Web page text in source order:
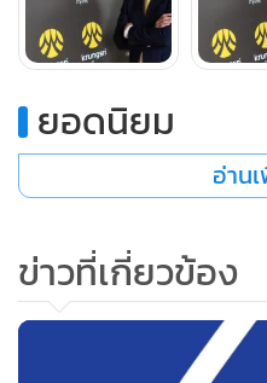
เมื่อเทียบกับไตรมาส 4/2562
รายได้ค่าธรรมเนียมและบริกา
กิจกรรมทางธุรกิจของลูกค้าร
ขณะที่อัตราส่วนสินเชื่อที่ไม่ก่อ
ระดับ 2.22% เทียบกับ
ยอดนิยม
อ่าน
ข่าวที่เกี่ยวข้อง